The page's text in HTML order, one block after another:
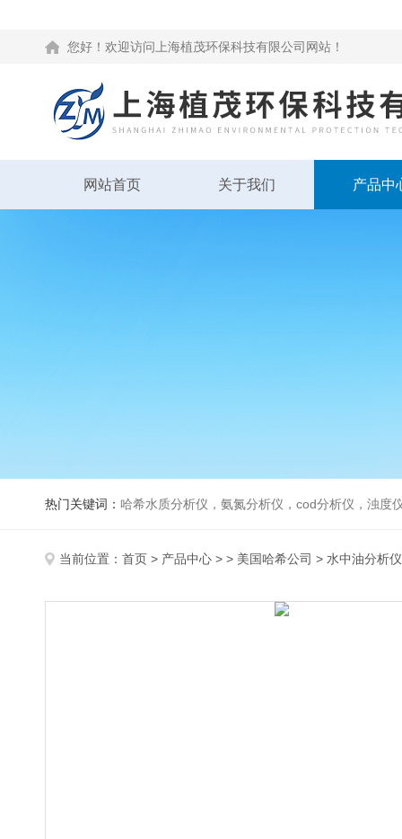
您好！欢迎访问上海植茂环保科技有限公司网站！
网站首页 关于我们 产品中
热门关键词： 哈希水质分析仪，氨氮分析仪，cod分析仪，浊度
当前位置： 首页 > 产品中心 > > 美国哈希公司 > 水中油分析